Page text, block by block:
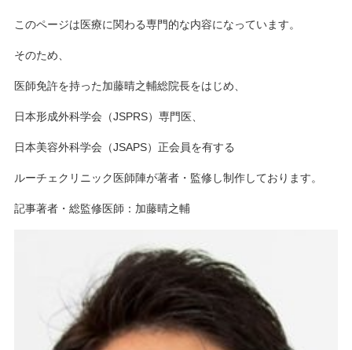
このページは医療に関わる専門的な内容になっています。
そのため、
医師免許を持った加藤晴之輔総院長をはじめ、
日本形成外科学会（JSPRS）専門医、
日本美容外科学会（JSAPS）正会員を有する
ルーチェクリニック医師陣が著者・監修し制作しております。
記事著者・総監修医師：加藤晴之輔